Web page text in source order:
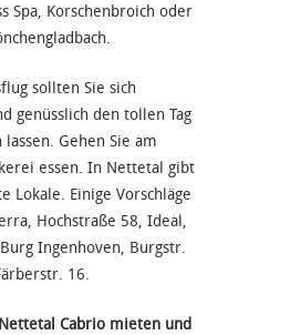
Spa, Korschenbroich oder
sollten Sie sich
genüsslich den tollen Tag
lassen. Gehen Sie am
essen. In Nettetal gibt
Lokale. Einige Vorschläge
Hochstraße 58, Ideal,
Ingenhoven, Burgstr.
16.
Cabrio mieten und